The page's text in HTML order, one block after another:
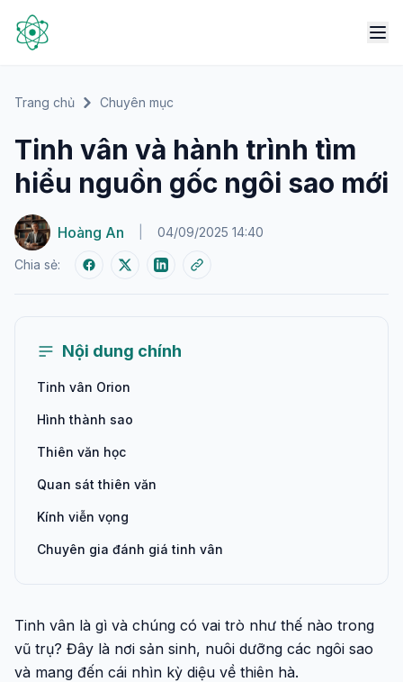
Trang chủ Chuyên mục
Tinh vân và hành trình tìm
hiểu nguồn gốc ngôi sao mới
Hoàng An 04/09/2025 14:40
Chia sẻ:
Nội dung chính
Tinh vân Orion
Hình thành sao
Thiên văn học
Quan sát thiên văn
Kính viễn vọng
Chuyên gia đánh giá tinh vân
Tinh vân là gì và chúng có vai trò như thế nào trong
vũ trụ? Đây là nơi sản sinh, nuôi dưỡng các ngôi sao
và mang đến cái nhìn kỳ diệu về thiên hà.